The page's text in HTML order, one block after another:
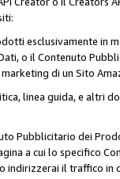
esclusivamente in
o il Contenuto
di un Sito
linea guida, e altri
Pubblicitario dei
a cui lo specifico
il traffico in